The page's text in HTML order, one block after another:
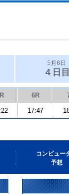
5月6日
４日目
6R
17:47
コンピュー
予想